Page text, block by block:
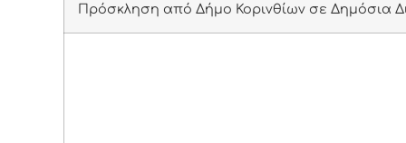
Πρόσκληση από Δήμο Κορινθίων σε Δημόσια